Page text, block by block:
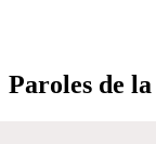
Paroles de